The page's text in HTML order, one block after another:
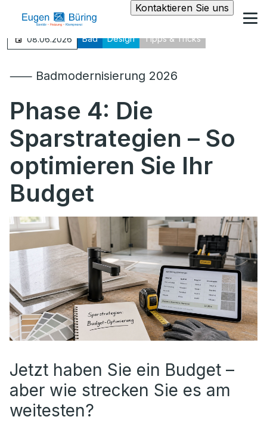
Kontaktieren Sie uns
08.06.2026 Bad Design Tipps & Tricks
⸺ Badmodernisierung 2026
Phase 4: Die
Sparstrategien – So
optimieren Sie Ihr
Budget
Jetzt haben Sie ein Budget –
aber wie strecken Sie es am
weitesten?